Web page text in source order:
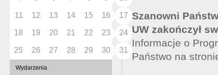
11 12 13 14 15 16 17
18 19 20 21 22 23 24
25 26 27 28 29 30 31
Wydarzenia
Szanowni
UW zakończył
Informacje o
Państwo na